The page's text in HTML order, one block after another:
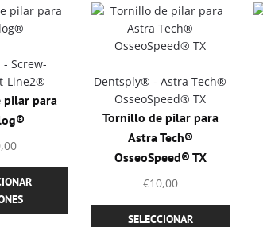
Screw-
Line2®
pilar para
tiene
Dentsply® - Astra Tech®
OsseoSpeed® TX
Tornillo de pilar para
Astra Tech®
OsseoSpeed® TX
€10,00
SELECCIONAR